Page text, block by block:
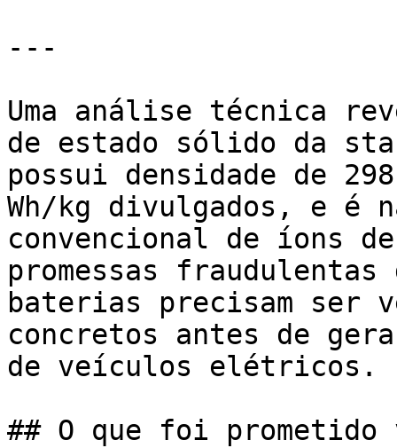
---
Uma análise técnica
de estado sólido da
possui densidade de
Wh/kg divulgados, e é
convencional de íons
promessas
baterias precisam ser
concretos antes de
de veículos elétricos.
## O que foi